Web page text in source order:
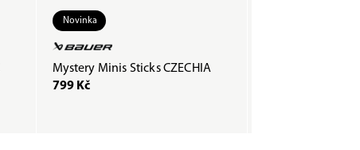
Novinka
Mystery Minis Sticks CZECHIA
799 Kč